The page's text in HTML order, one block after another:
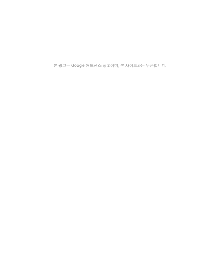
본 광고는 Google 애드센스 광고이며, 본 사이트와는 무관합니다.